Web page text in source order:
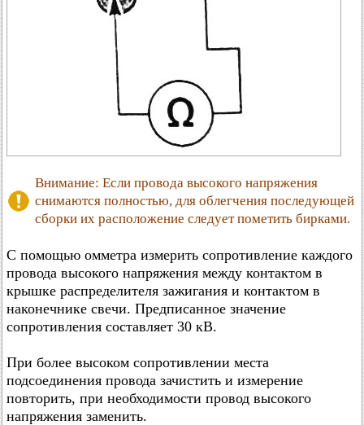
Внимание: Если провода высокого напряжения
снимаются полностью, для облегчения последующей
сборки их расположение следует пометить бирками.
С помощью омметра измерить сопротивление каждого
провода высокого напряжения между контактом в
крышке распределителя зажигания и контактом в
наконечнике свечи. Предписанное значение
сопротивления составляет 30 кВ.
При более высоком сопротивлении места
подсоединения провода зачистить и измерение
повторить, при необходимости провод высокого
напряжения заменить.